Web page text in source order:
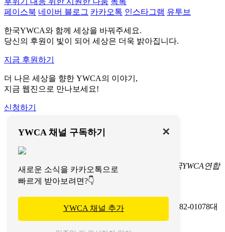
페이스북 네이버 블로그 카카오톡 인스타그램 유투브
한국YWCA와 함께 세상을 바꿔주세요.
당신의 후원이 빛이 되어 세상은 더욱 밝아집니다.
지금 후원하기
더 나은 세상을 향한 YWCA의 이야기,
지금 웹진으로 만나보세요!
신청하기
이용약관
개인정보처리방침
문의하기
서울특별시 중구 명동길 73
(명동1가 1-3) 한국YWCA연합
회 회관(페이지명동) 4층
TEL 02-774-9702-7 FAX 02-774-9724
이메일 koreaywca@ywca.or.kr
(사)한국YWCA연합회사업자등록번호: 201-82-01078대
✕
YWCA 채널 구독하기
새로운 소식을 카카오톡으로
빠르게 받아보려면?👇
YWCA 채널 추가